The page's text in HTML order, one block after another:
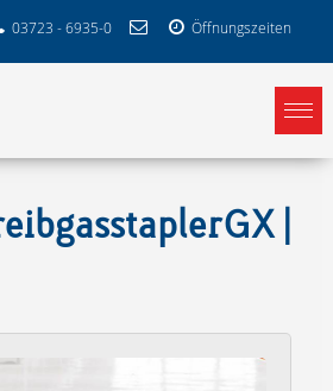
03723 - 6935-0 Öffnungszeiten
|